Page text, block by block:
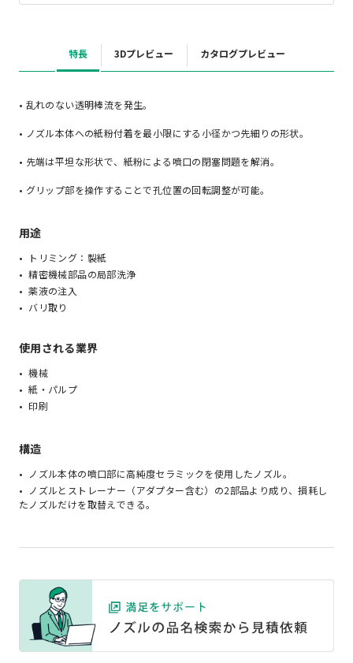
特長 3Dプレビュー カタログプレビュー
• 乱れのない透明棒流を発生。
• ノズル本体への紙粉付着を最小限にする小径かつ先細りの形状。
• 先端は平坦な形状で、紙粉による噴口の閉塞問題を解消。
• グリップ部を操作することで孔位置の回転調整が可能。
用途
トリミング：製紙
精密機械部品の局部洗浄
薬液の注入
バリ取り
使用される業界
機械
紙・パルプ
印刷
構造
ノズル本体の噴口部に高純度セラミックを使用したノズル。
ノズルとストレーナー（アダプター含む）の2部品より成り、損耗し
たノズルだけを取替えできる。